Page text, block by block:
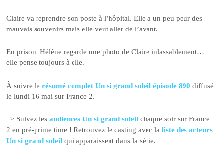
Claire va reprendre son poste à l’hôpital. Elle a un peu peur des
mauvais souvenirs mais elle veut aller de l’avant.
En prison, Hélène regarde une photo de Claire inlassablement…
elle pense toujours à elle.
À suivre lerésumé complet Un si grand soleil épisode 890 diffusé
le lundi 16 mai sur France 2.
=> Suivez lesaudiences Un si grand soleil chaque soir sur France
2 en pré-prime time ! Retrouvez le casting avec laliste des acteurs
Un si grand soleil qui apparaissent dans la série.